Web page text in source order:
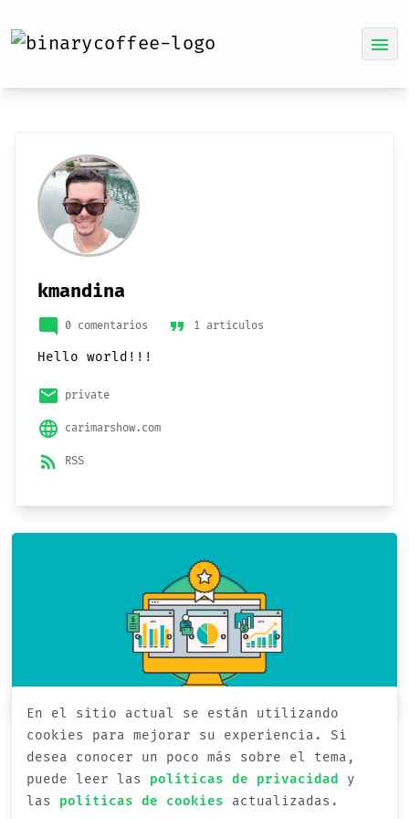
menu
kmandina
mode_comment 0 comentarios format_quote 1 artículos
Hello world!!!
email private
language carimarshow.com
rss_feed RSS
kmandina
varTítulo = Agile Lite: ágil, sin
todo el agotamiento
En el sitio actual se están utilizando
cookies para mejorar su experiencia.
Si
desea conocer un poco más sobre el tema,
puede leer las políticas de privacidad
y
las políticas de cookies actualizadas.